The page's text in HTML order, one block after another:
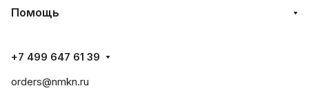
Помощь
+7 499 647 61 39
orders@nmkn.ru